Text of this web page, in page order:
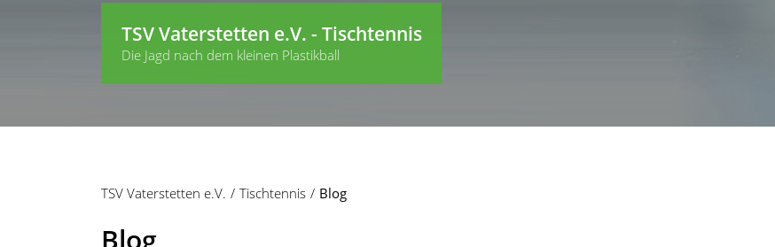
TSV Vaterstetten e.V. - Tischtennis
Die Jagd nach dem kleinen Plastikball
TSV Vaterstetten e.V. Tischtennis Blog
Blog